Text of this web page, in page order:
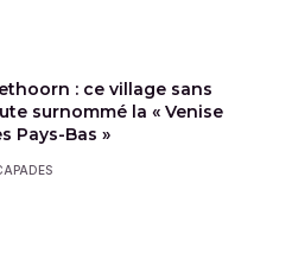
: ce village sans
surnommé la « Venise
Pays-Bas »